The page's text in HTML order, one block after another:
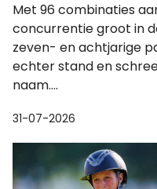
Met 96 combinaties
concurrentie groot in
zeven- en achtjarige
echter stand en
naam....
31-07-2026